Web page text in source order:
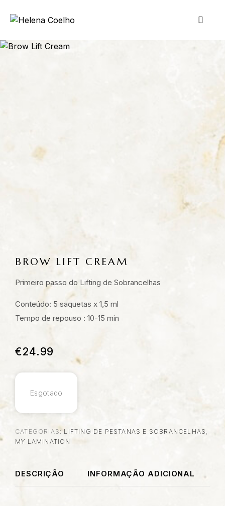
BROW LIFT CREAM
Primeiro passo do Lifting de Sobrancelhas
Conteúdo: 5 saquetas x 1,5 ml
Tempo de repouso : 10-15 min
€24.99
Esgotado
CATEGORIAS: LIFTING DE PESTANAS E SOBRANCELHAS ,
MY LAMINATION
DESCRIÇÃO INFORMAÇÃO ADICIONAL